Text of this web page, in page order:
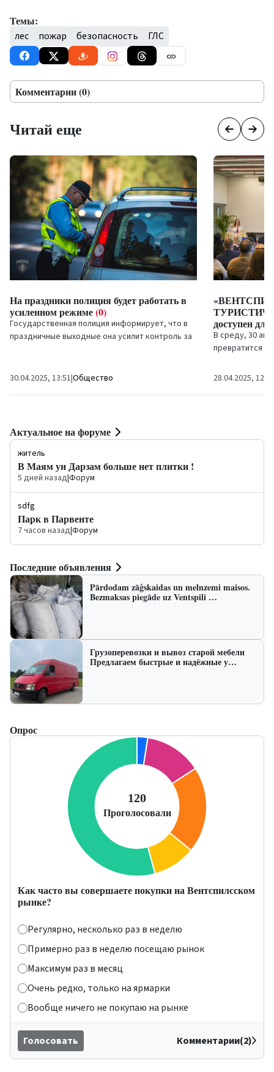
Темы:
лес пожар безопасность ГЛС
Комментарии (0)
Читай еще
На праздники полиция будет работать в
усиленном режиме(0)
Государственная полиция информирует, что в
праздничные выходные она усилит контроль за
30.04.2025, 13:51|Общество
доступен
В среду, 30
превратится
28.04.2025, 12:03
Актуальное на форуме
житель
В Маям ун Дарзам больше нет плитки !
5 дней назад|Форум
sdfg
Парк в Парвенте
7 часов назад|Форум
Последние объявления
Pārdodam zāģskaidas un melnzemi maisos.
Bezmaksas piegāde uz Ventspili …
Грузоперевозки и вывоз старой мебели
Предлагаем быстрые и надёжные у…
Опрос
Как часто вы совершаете покупки на Вентспилсском
рынке?
Регулярно, несколько раз в неделю
Примерно раз в неделю посещаю рынок
Максимум раз в месяц
Очень редко, только на ярмарки
Вообще ничего не покупаю на рынке
Голосовать Комментарии(2)